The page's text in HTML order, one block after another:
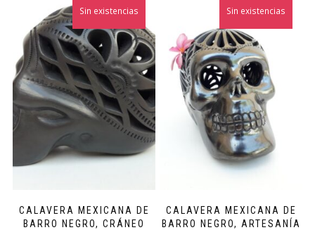
CALAVERA MEXICANA DE
BARRO NEGRO, CRÁNEO
Sin existencias
CALAVERA MEXICANA DE
BARRO NEGRO, ARTESANÍA
Sin existencias